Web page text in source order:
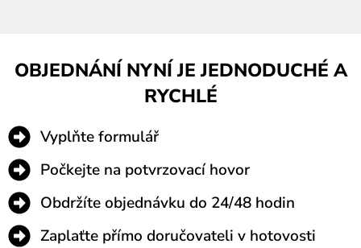
​OBJEDNÁNÍ NYNÍ JE JEDNODUCHÉ A
RYCHLÉ
Vyplňte formulář​
​Počkejte na potvrzovací hovor
​Obdržíte objednávku do 24/48 hodin
​Zaplaťte přímo doručovateli v hotovosti